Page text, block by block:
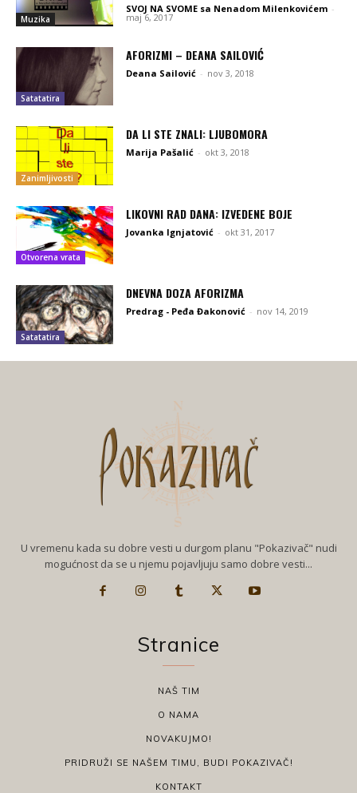
Muzika
SVOJ NA SVOME sa Nenadom Milenkovićem -
maj 6, 2017
Satatatira
AFORIZMI – DEANA SAILOVIĆ
Deana Sailović - nov 3, 2018
Zanimljivosti
DA LI STE ZNALI: LJUBOMORA
Marija Pašalić - okt 3, 2018
Otvorena vrata
LIKOVNI RAD DANA: IZVEDENE BOJE
Jovanka Ignjatović - okt 31, 2017
Satatatira
DNEVNA DOZA AFORIZMA
Predrag - Peđa Đakonović - nov 14, 2019
U vremenu kada su dobre vesti u durgom planu "Pokazivač" nudi
mogućnost da se u njemu pojavljuju samo dobre vesti...
Stranice
NAŠ TIM
O NAMA
NOVAKUJMO!
PRIDRUŽI SE NAŠEM TIMU, BUDI POKAZIVAČ!
KONTAKT